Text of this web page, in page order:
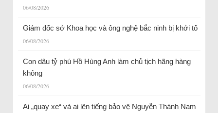
06/08/2026
Giám đốc sở Khoa học và ông nghệ bắc ninh bị khởi tố
06/08/2026
Con dâu tỷ phú Hồ Hùng Anh làm chủ tịch hãng hàng
không
06/08/2026
Ai „quay xe“ và ai lên tiếng bảo vệ Nguyễn Thành Nam